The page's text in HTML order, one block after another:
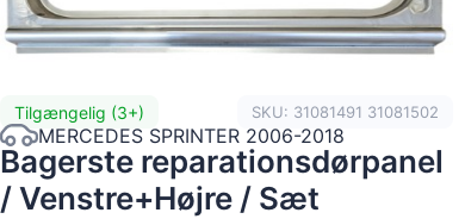
Tilgængelig (3+) SKU: 31081491 31081502
MERCEDES SPRINTER 2006-2018
Bagerste reparationsdørpanel
/ Venstre+Højre / Sæt